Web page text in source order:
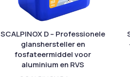
SCALPINOX D – Professionele
glanshersteller en
fosfateermiddel voor
aluminium en RVS